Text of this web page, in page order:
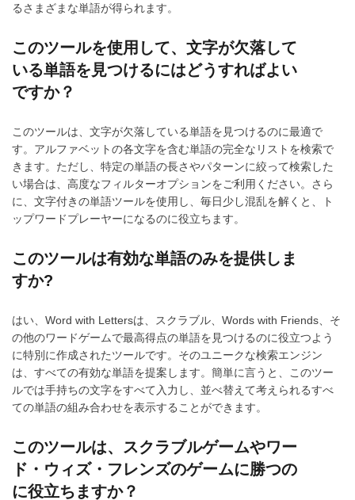
るさまざまな単語が得られます。
このツールを使用して、文字が欠落して
いる単語を見つけるにはどうすればよい
ですか？
このツールは、文字が欠落している単語を見つけるのに最適で
す。アルファベットの各文字を含む単語の完全なリストを検索で
きます。ただし、特定の単語の長さやパターンに絞って検索した
い場合は、高度なフィルターオプションをご利用ください。さら
に、文字付きの単語ツールを使用し、毎日少し混乱を解くと、ト
ップワードプレーヤーになるのに役立ちます。
このツールは有効な単語のみを提供しま
すか?
はい、Word with Lettersは、スクラブル、Words with Friends、そ
の他のワードゲームで最高得点の単語を見つけるのに役立つよう
に特別に作成されたツールです。そのユニークな検索エンジン
は、すべての有効な単語を提案します。簡単に言うと、このツー
ルでは手持ちの文字をすべて入力し、並べ替えて考えられるすべ
ての単語の組み合わせを表示することができます。
このツールは、スクラブルゲームやワー
ド・ウィズ・フレンズのゲームに勝つの
に役立ちますか？